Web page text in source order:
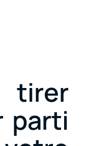
tirer
parti